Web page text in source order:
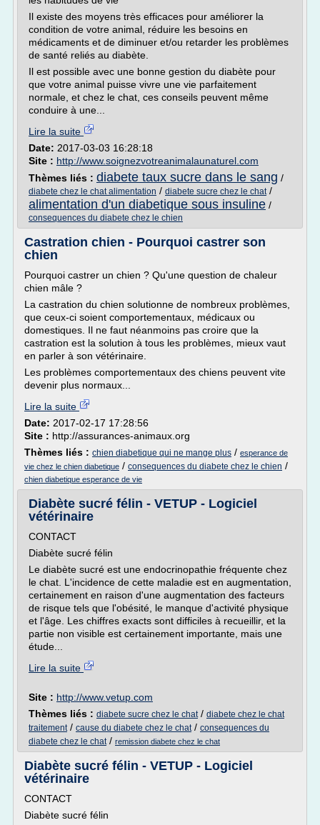
Il existe des moyens très efficaces pour améliorer la
condition de votre animal, réduire les besoins en
médicaments et de diminuer et/ou retarder les problèmes
de santé reliés au diabète.
Il est possible avec une bonne gestion du diabète pour
que votre animal puisse vivre une vie parfaitement
normale, et chez le chat, ces conseils peuvent même
conduire à une...
Lire la suite
Date: 2017-03-03 16:28:18
Site : http://www.soignezvotreanimalaunaturel.com
Thèmes liés : diabete taux sucre dans le sang /
diabete chez le chat alimentation / diabete sucre chez le chat/
alimentation d'un diabetique sous insuline /
consequences du diabete chez le chien
Castration chien - Pourquoi castrer son
chien
Pourquoi castrer un chien ? Qu'une question de chaleur
chien mâle ?
La castration du chien solutionne de nombreux problèmes,
que ceux-ci soient comportementaux, médicaux ou
domestiques. Il ne faut néanmoins pas croire que la
castration est la solution à tous les problèmes, mieux vaut
en parler à son vétérinaire.
Les problèmes comportementaux des chiens peuvent vite
devenir plus normaux...
Lire la suite
Date: 2017-02-17 17:28:56
Site : http://assurances-animaux.org
Thèmes liés : chien diabetique qui ne mange plus / esperance de
vie chez le chien diabetique / consequences du diabete chez le chien /
chien diabetique esperance de vie
Diabète sucré félin - VETUP - Logiciel
vétérinaire
CONTACT
Diabète sucré félin
Le diabète sucré est une endocrinopathie fréquente chez
le chat. L'incidence de cette maladie est en augmentation,
certainement en raison d'une augmentation des facteurs
de risque tels que l'obésité, le manque d'activité physique
et l'âge. Les chiffres exacts sont difficiles à recueillir, et la
partie non visible est certainement importante, mais une
étude...
Lire la suite
Site : http://www.vetup.com
Thèmes liés : diabete sucre chez le chat/ diabete chez le chat
traitement/ cause du diabete chez le chat/ consequences du
diabete chez le chat/ remission diabete chez le chat
Diabète sucré félin - VETUP - Logiciel
vétérinaire
CONTACT
Diabète sucré félin